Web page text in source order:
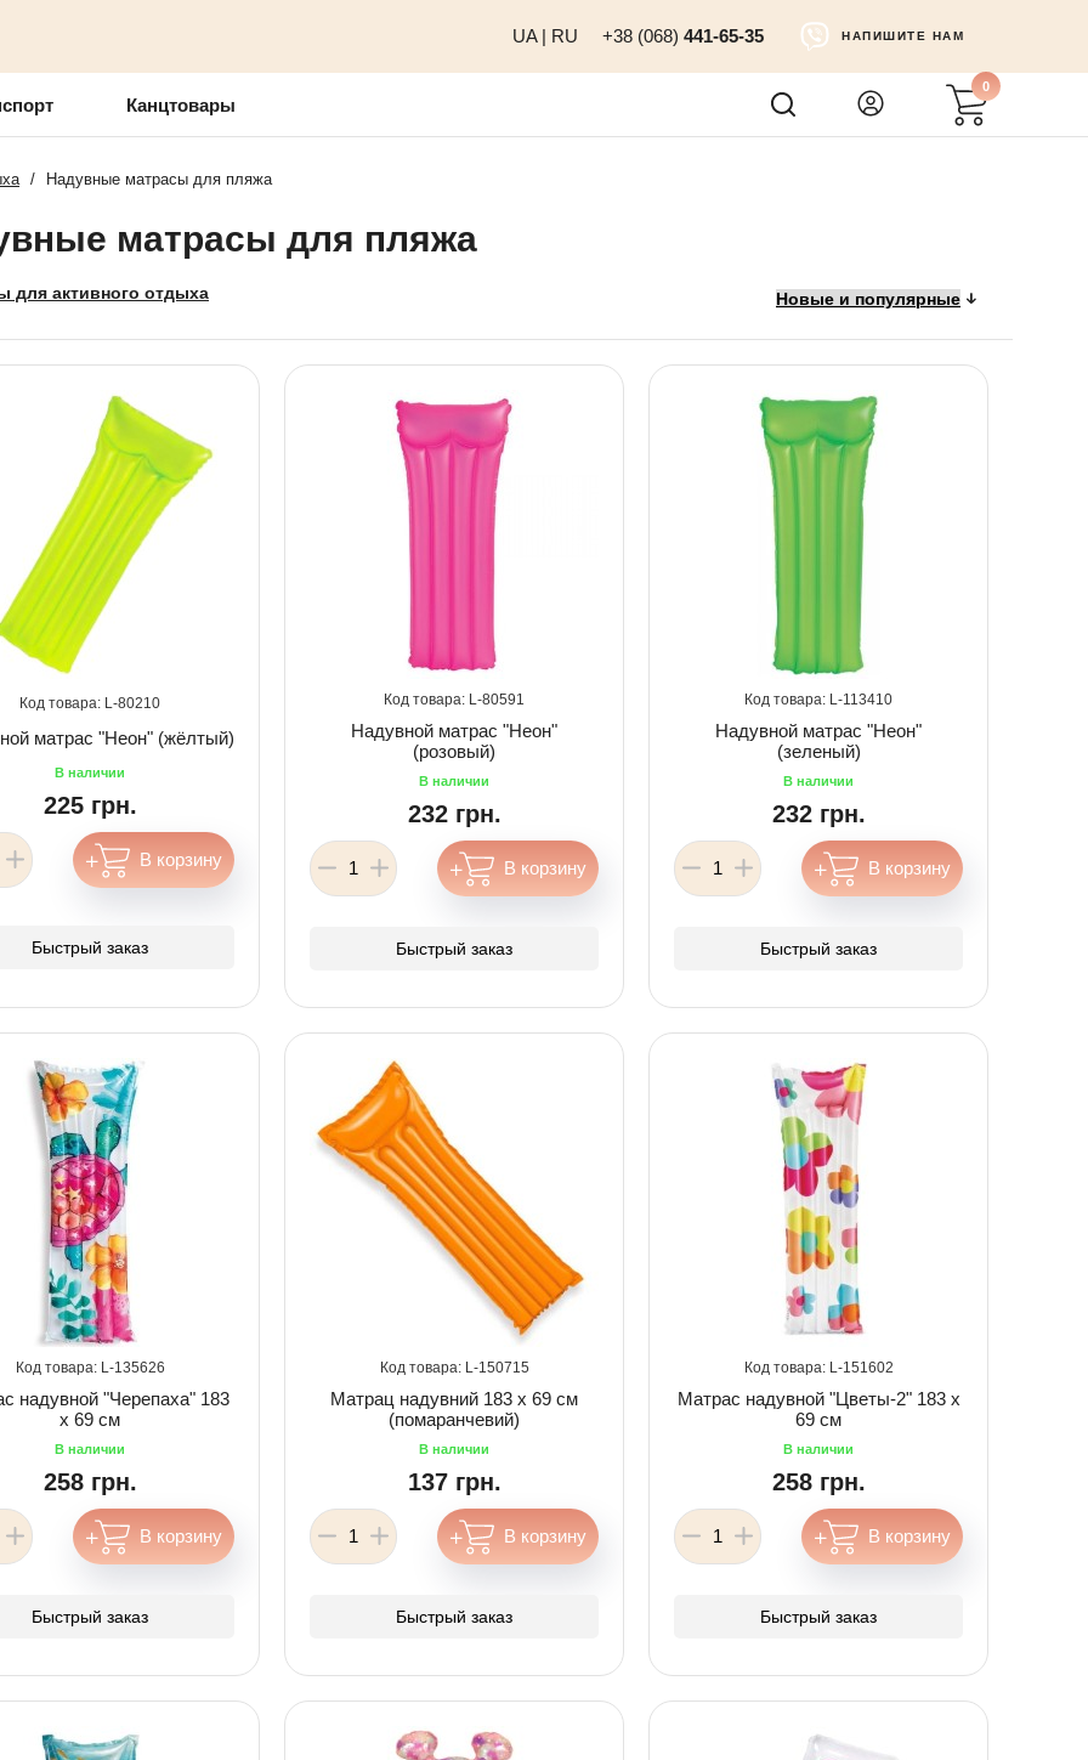
UA| RU +38 (068) 441-65-35 НАПИШИТЕ НАМ
Канцтовары
0
/ Надувные матрасы для пляжа
матрасы для пляжа
для активного отдыха
80210
матрас "Неон" (жёлтый)
225 грн.
Быстрый заказ
80591
Надувной матрас "Неон"
(розовый)
232 грн.
Быстрый заказ
113410
Надувной матрас "Неон"
(зеленый)
232 грн.
Быстрый заказ
135626
надувной "Черепаха" 183
х 69 см
258 грн.
Быстрый заказ
150715
Матрац надувний 183 х 69 см
(помаранчевий)
137 грн.
Быстрый заказ
151602
Матрас надувной "Цветы-2" 183 х
69 см
258 грн.
Быстрый заказ